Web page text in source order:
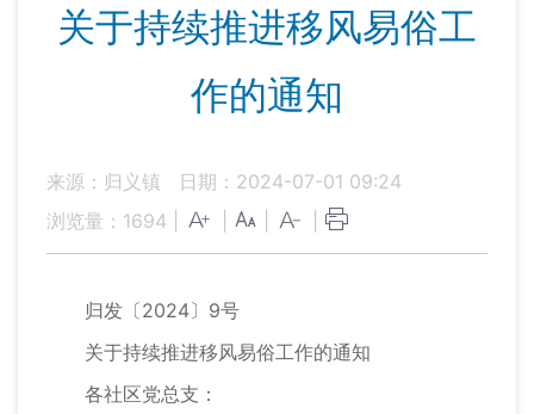
关于持续推进移风易俗工
作的通知
来源：归义镇
日期：2024-07-01 09:24
浏览量： 1694
归发〔2024〕9号
关于持续推进移风易俗工作的通知
各社区党总支：